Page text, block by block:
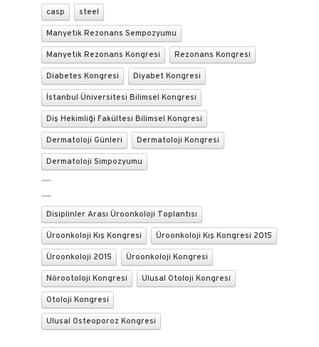
casp steel
Manyetik Rezonans Sempozyumu
Manyetik Rezonans Kongresi Rezonans Kongresi
Diabetes Kongresi Diyabet Kongresi
İstanbul Üniversitesi Bilimsel Kongresi
Diş Hekimliği Fakültesi Bilimsel Kongresi
Dermatoloji Günleri Dermatoloji Kongresi
Dermatoloji Simpozyumu
Disiplinler Arası Üroonkoloji Toplantısı
Üroonkoloji Kış Kongresi Üroonkoloji Kış Kongresi 2015
Üroonkoloji 2015 Üroonkoloji Kongresi
Nörootoloji Kongresi Ulusal Otoloji Kongresi
Otoloji Kongresi
Ulusal Osteoporoz Kongresi